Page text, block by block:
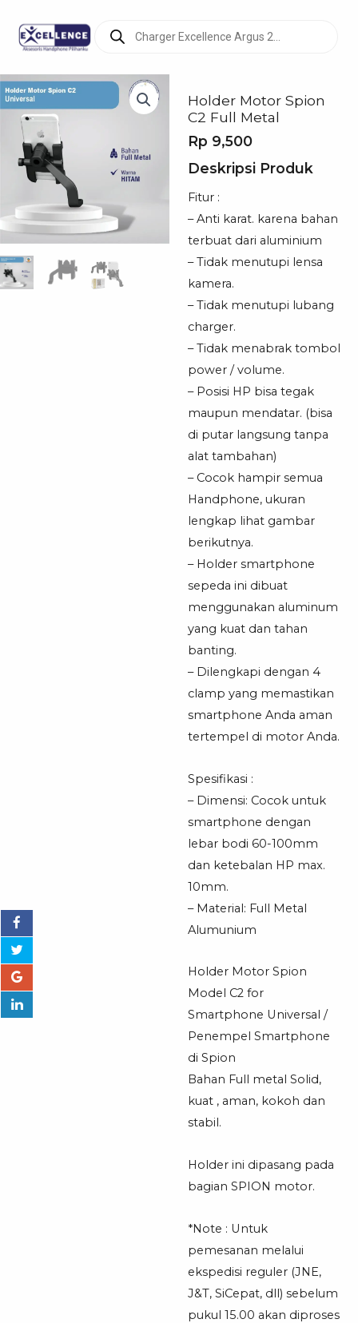
search
Holder Motor Spion
C2 Full Metal
Rp 9,500
Deskripsi Produk
Fitur :
– Anti karat. karena bahan
terbuat dari aluminium
– Tidak menutupi lensa
kamera.
– Tidak menutupi lubang
charger.
– Tidak menabrak tombol
power / volume.
– Posisi HP bisa tegak
maupun mendatar. (bisa
di putar langsung tanpa
alat tambahan)
– Cocok hampir semua
Handphone, ukuran
lengkap lihat gambar
berikutnya.
– Holder smartphone
sepeda ini dibuat
menggunakan aluminum
yang kuat dan tahan
banting.
– Dilengkapi dengan 4
clamp yang memastikan
smartphone Anda aman
tertempel di motor Anda.
Spesifikasi :
– Dimensi: Cocok untuk
smartphone dengan
lebar bodi 60-100mm
dan ketebalan HP max.
10mm.
– Material: Full Metal
Alumunium
Holder Motor Spion
Model C2 for
Smartphone Universal /
Penempel Smartphone
di Spion
Bahan Full metal Solid,
kuat , aman, kokoh dan
stabil.
Holder ini dipasang pada
bagian SPION motor.
*Note : Untuk
pemesanan melalui
ekspedisi reguler (JNE,
J&T, SiCepat, dll) sebelum
pukul 15.00 akan diproses